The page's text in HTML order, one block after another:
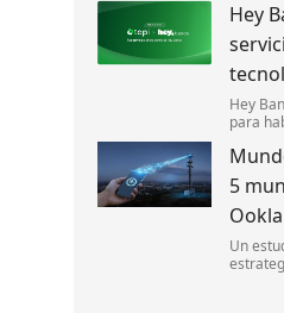
Hey
Hey
para
México.
5
Ookla
Un